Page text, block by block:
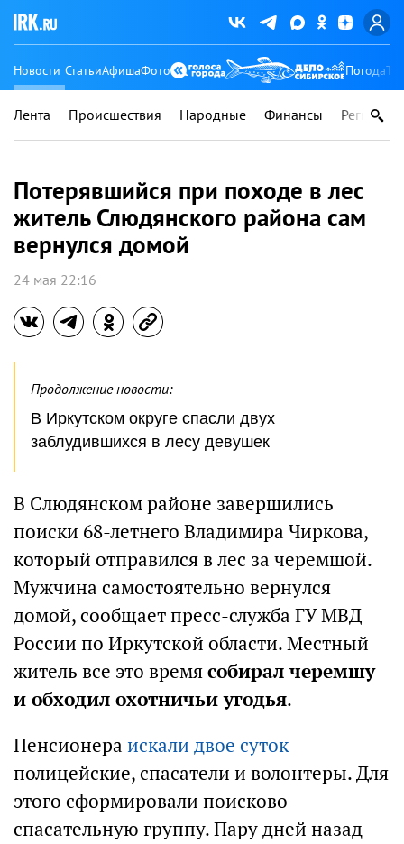
Новости СтатьиАфишаФото Погода
Лента Происшествия Народные Финансы Регионы
Потерявшийся при походе в лес
житель Слюдянского района сам
вернулся домой
24 мая 22:16
Продолжение новости:
В Иркутском округе спасли двух
заблудившихся в лесу девушек
В Слюдянском районе завершились
поиски 68-летнего Владимира Чиркова,
который отправился в лес за черемшой.
Мужчина самостоятельно вернулся
домой, сообщает пресс-служба ГУ МВД
России по Иркутской области. Местный
житель все это времясобирал черемшу
и обходил охотничьи угодья.
Пенсионера искали двое суток
полицейские, спасатели и волонтеры. Для
этого сформировали поисково-
спасательную группу. Пару дней назад